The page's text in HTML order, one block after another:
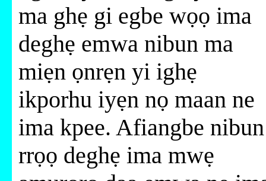
ma ghẹ gi egbe wọọ ima
deghẹ emwa nibun ma
miẹn ọnrẹn yi ighẹ
ikporhu iyẹn nọ maan ne
ima kpee. Afiangbe nibun
rrọọ deghẹ ima mwẹ